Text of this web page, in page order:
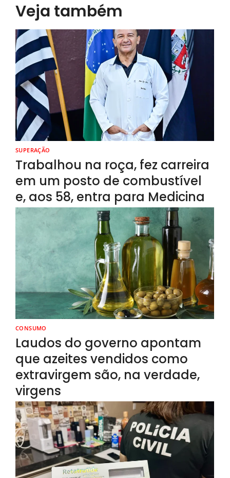
Veja também
SUPERAÇÃO
Trabalhou na roça, fez carreira
em um posto de combustível
e, aos 58, entra para Medicina
CONSUMO
Laudos do governo apontam
que azeites vendidos como
extravirgem são, na verdade,
virgens